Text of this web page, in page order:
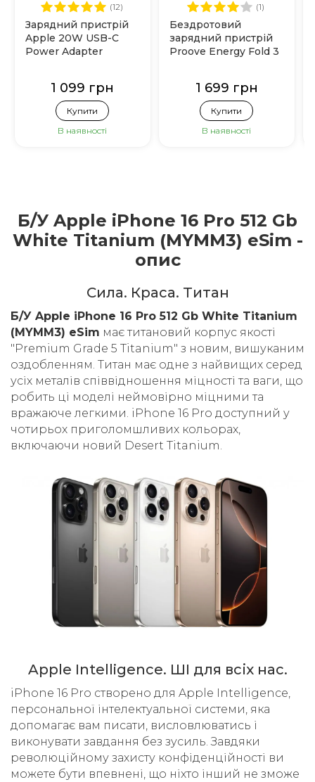
(12)
Зарядний пристрій
Apple 20W USB-C
Power Adapter
1 099 грн
Купити
В наявності
(1)
Бездротовий
зарядний пристрій
Proove Energy Fold 3
1 699 грн
Купити
В наявності
Б/У Apple iPhone 16 Pro 512 Gb
White Titanium (MYMM3) eSim -
опис
Cила. Краса. Титан
Б/У Apple iPhone 16 Pro 512 Gb White Titanium
(MYMM3) eSim має титановий корпус якості
"Premium Grade 5 Titanium" з новим, вишуканим
оздобленням. Титан має одне з найвищих серед
усіх металів співвідношення міцності та ваги, що
робить ці моделі неймовірно міцними та
вражаюче легкими. iPhone 16 Pro доступний у
чотирьох приголомшливих кольорах,
включаючи новий Desert Titanium.
Apple Intelligence. ШІ для всіх нас.
iPhone 16 Pro створено для Apple Intelligence,
персональної інтелектуальної системи, яка
допомагає вам писати, висловлюватись і
виконувати завдання без зусиль. Завдяки
революційному захисту конфіденційності ви
можете бути впевнені, що ніхто інший не зможе